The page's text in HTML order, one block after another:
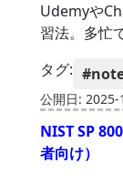
Udemyや
習法。多忙
タグ:
公開日:
NIST SP
者向け）